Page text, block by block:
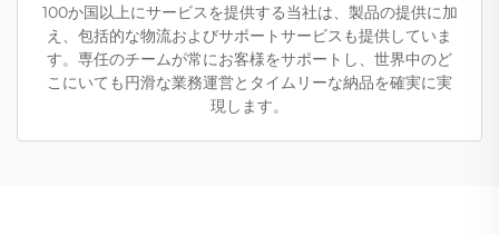
100か国以上にサービスを提供する当社は、製品の提供に加
え、包括的な物流およびサポートサービスも提供していま
す。専任のチームが常にお客様をサポートし、世界中のど
こにいても円滑な業務運営とタイムリーな納品を確実に実
現します。